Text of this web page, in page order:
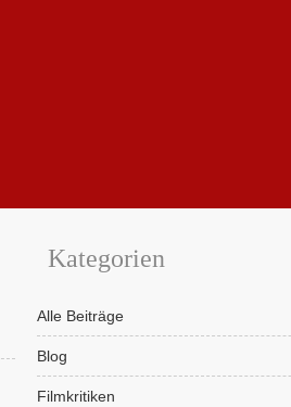
Kategorien
Alle Beiträge
Blog
Filmkritiken